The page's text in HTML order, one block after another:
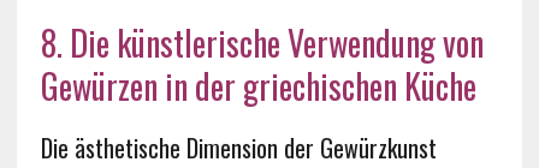
8. Die künstlerische Verwendung von
Gewürzen in der griechischen Küche
Die ästhetische Dimension der Gewürzkunst